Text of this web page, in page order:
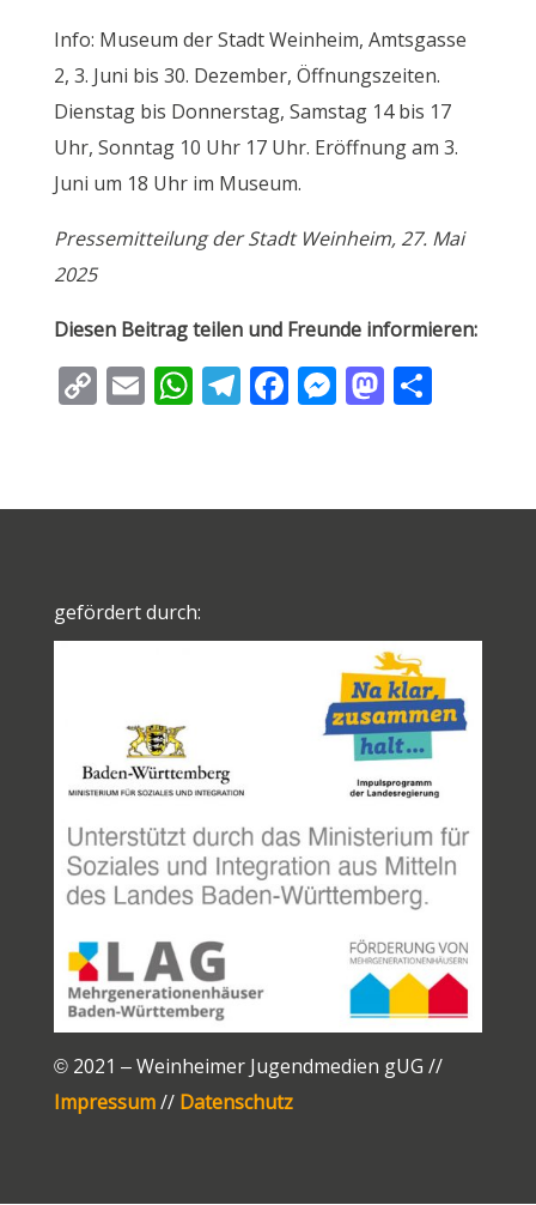
Info: Museum der Stadt Weinheim, Amtsgasse
2, 3. Juni bis 30. Dezember, Öffnungszeiten.
Dienstag bis Donnerstag, Samstag 14 bis 17
Uhr, Sonntag 10 Uhr 17 Uhr. Eröffnung am 3.
Juni um 18 Uhr im Museum.
Pressemitteilung der Stadt Weinheim, 27. Mai
2025
Diesen Beitrag teilen und Freunde informieren:
C
y
k
E
l
W
s
p
T
gr
F
b
M
e
M
d
T
n
gefördert durch:
© 2021 – Weinheimer Jugendmedien gUG //
Impressum// Datenschutz